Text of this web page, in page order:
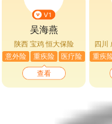
吴海燕
陕西 宝鸡恒大保险
意外险
重疾险 医疗险
查看
四川
重疾